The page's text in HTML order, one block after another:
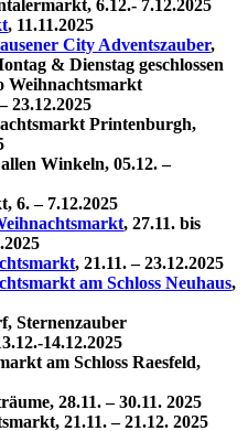
6.12.- 7.12.2025
, 11.11.2025
City Adventszauber,
& Dienstag geschlossen
Weihnachtsmarkt
23.12.2025
Printenburgh,
Winkeln, 05.12. –
6. – 7.12.2025
, 27.11. bis
, 21.11. – 23.12.2025
am Schloss Neuhaus,
Sternenzauber
14.12.2025
am Schloss Raesfeld,
28.11. – 30.11. 2025
21.11. – 21.12. 2025